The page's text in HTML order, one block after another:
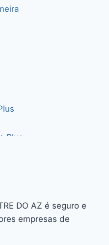
Plus
Primeira
DO AZ é seguro e
empresas de